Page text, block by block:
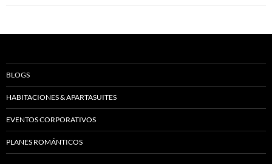
BLOGS
HABITACIONES & APARTASUITES
EVENTOS CORPORATIVOS
PLANES ROMÁNTICOS